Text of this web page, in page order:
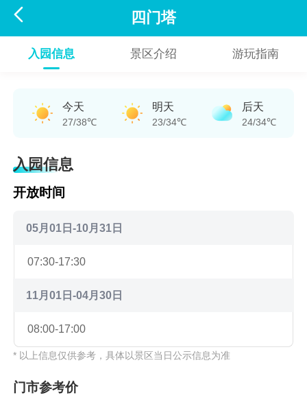
 四门塔
入园信息 景区介绍 游玩指南
今天
27/38℃
明天
23/34℃
后天
24/34℃
入园信息
开放时间
05月01日-10月31日
07:30-17:30
11月01日-04月30日
08:00-17:00
* 以上信息仅供参考，具体以景区当日公示信息为准
门市参考价